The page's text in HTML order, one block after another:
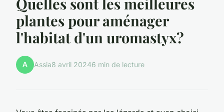
plantes pour aménager
l'habitat d'un uromastyx?
A Assia8 avril 20246 min de lecture